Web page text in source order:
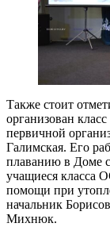
Также стоит
организован
первичной
Галимская. Его
плаванию в Доме
учащиеся класса
помощи при
начальник
Михнюк.